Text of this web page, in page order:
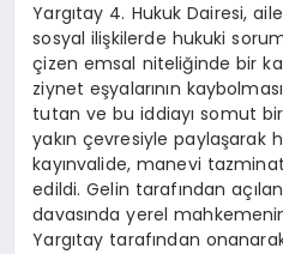
Yargıtay 4. Hukuk Dairesi,
sosyal ilişkilerde hukuki
çizen emsal niteliğinde bir
ziynet eşyalarının
tutan ve bu iddiayı somut bir
yakın çevresiyle paylaşarak
kayınvalide, manevi
edildi. Gelin tarafından
davasında yerel
Yargıtay tarafından